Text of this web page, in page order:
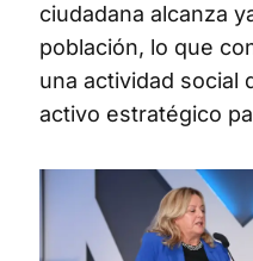
ciudadana alcanza
población, lo que
una actividad social
activo estratégico